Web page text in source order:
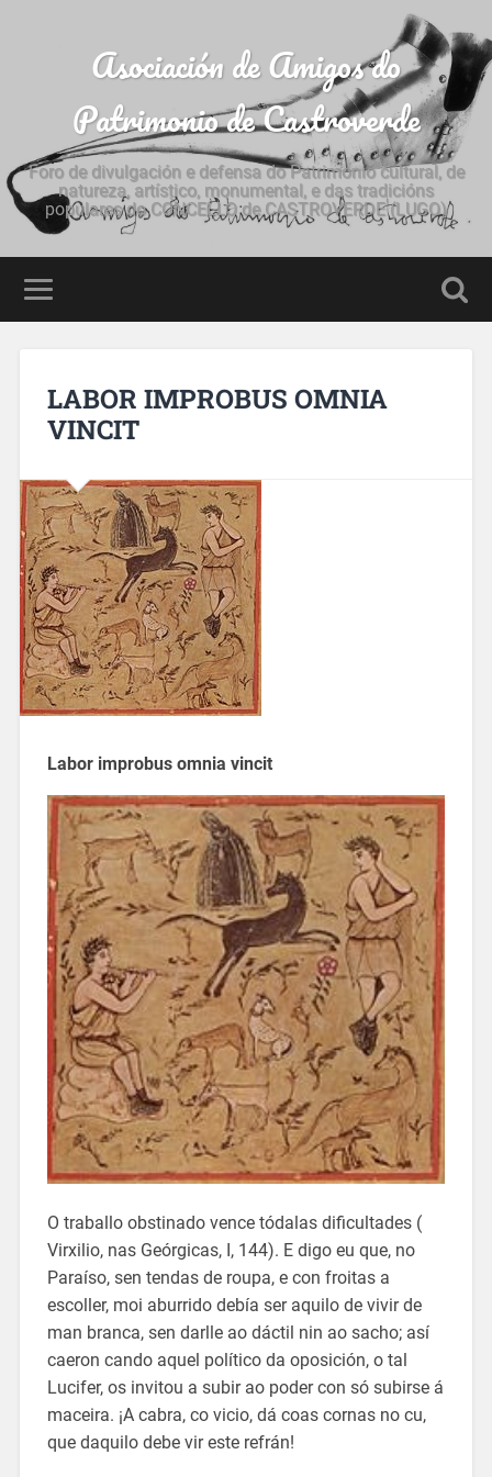
Asociación de Amigos do
Patrimonio de Castroverde
Foro de divulgación e defensa do Patrimonio cultural, de
natureza, artístico, monumental, e das tradicións
populares do CONCELLO de CASTROVERDE (LUGO)
LABOR IMPROBUS OMNIA
VINCIT
Labor improbus omnia vincit
O traballo obstinado vence tódalas dificultades (
Virxilio, nas Geórgicas, I, 144). E digo eu que, no
Paraíso, sen tendas de roupa, e con froitas a
escoller, moi aburrido debía ser aquilo de vivir de
man branca, sen darlle ao dáctil nin ao sacho; así
caeron cando aquel político da oposición, o tal
Lucifer, os invitou a subir ao poder con só subirse á
maceira. ¡A cabra, co vicio, dá coas cornas no cu,
que daquilo debe vir este refrán!